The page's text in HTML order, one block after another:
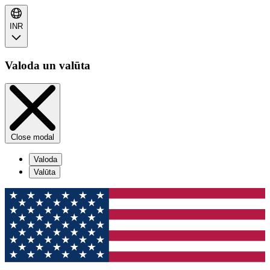
INR
Valoda un valūta
Close modal
Valoda
Valūta